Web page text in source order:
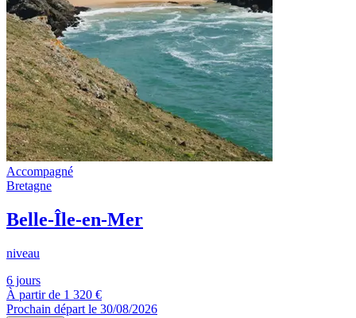
Accompagné
Bretagne
Belle-Île-en-Mer
niveau
6 jours
À partir de 1 320 €
Prochain départ le 30/08/2026